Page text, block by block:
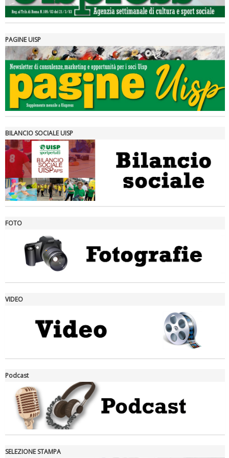
Tiziano Pesce a Radio InBlu2000 traccia il bilancio della stagione
Ddl Lobby, Uisp: “Il Parlamento valorizzi le nostre specificità"
PAGINE UISP
BILANCIO SOCIALE UISP
FOTO
VIDEO
Podcast
SELEZIONE STAMPA